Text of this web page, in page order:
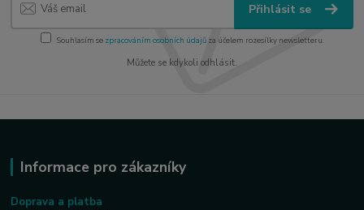
Přihlásit se
Souhlasím se zpracováním osobních údajůza účelem rozesílky newsletteru.
Můžete se kdykoli odhlásit.
Informace pro zákazníky
Doprava a platba